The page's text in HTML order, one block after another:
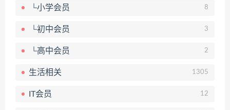
└小学会员 8
└初中会员 3
└高中会员 2
生活相关 1305
IT会员 12